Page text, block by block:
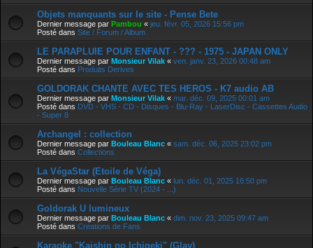
Objets manquants sur le site - Pense Bete
Dernier message par Pambou « jeu. févr. 05, 2026 15:56 pm
Posté dans Site / Forum / Album
LE PARAPLUIE POUR ENFANT - ??? - 1975 - JAPAN ONLY
Dernier message par Monsieur Vilak « ven. janv. 23, 2026 00:48 am
Posté dans Produits Derives
GOLDORAK CHANTE AVEC TES HEROS - K7 audio AB
Dernier message par Monsieur Vilak « mar. déc. 09, 2025 00:01 am
Posté dans DVD - VHS - CD - Disques - Blu-Ray - LaserDisc - Cassettes Audio
- Super 8
Archangel : collection
Dernier message par Bouleau Blanc « sam. déc. 06, 2025 23:02 pm
Posté dans Collections
La VégaStar (Etoile de Véga)
Dernier message par Bouleau Blanc « lun. déc. 01, 2025 16:50 pm
Posté dans Nouvelle Série TV (2024 - ...)
Goldorak U lumineux
Dernier message par Bouleau Blanc « dim. nov. 23, 2025 09:47 am
Posté dans Creations de Fans
Karaoke "Kaishin no Ichigeki" (Glay)